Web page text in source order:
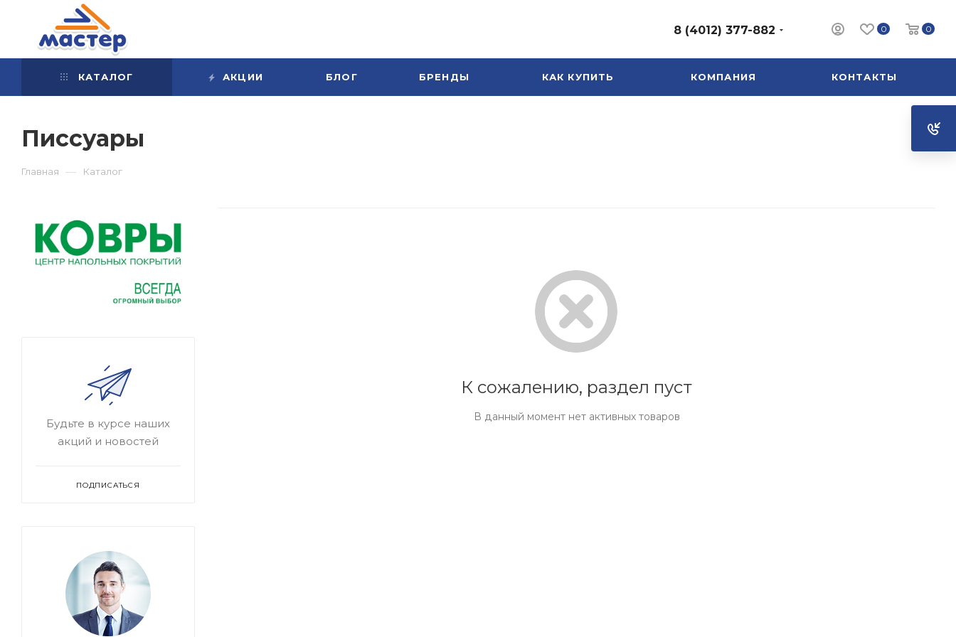
0 0
8 (4012) 377-882
КАТАЛОГ АКЦИИ БЛОГ БРЕНДЫ КАК КУПИТЬ КОМПАНИЯ КОНТАКТЫ
Писсуары
Главная — Каталог
К сожалению, раздел пуст
В данный момент нет активных товаров
Будьте в курсе наших
акций и новостей
ПОДПИСАТЬСЯ